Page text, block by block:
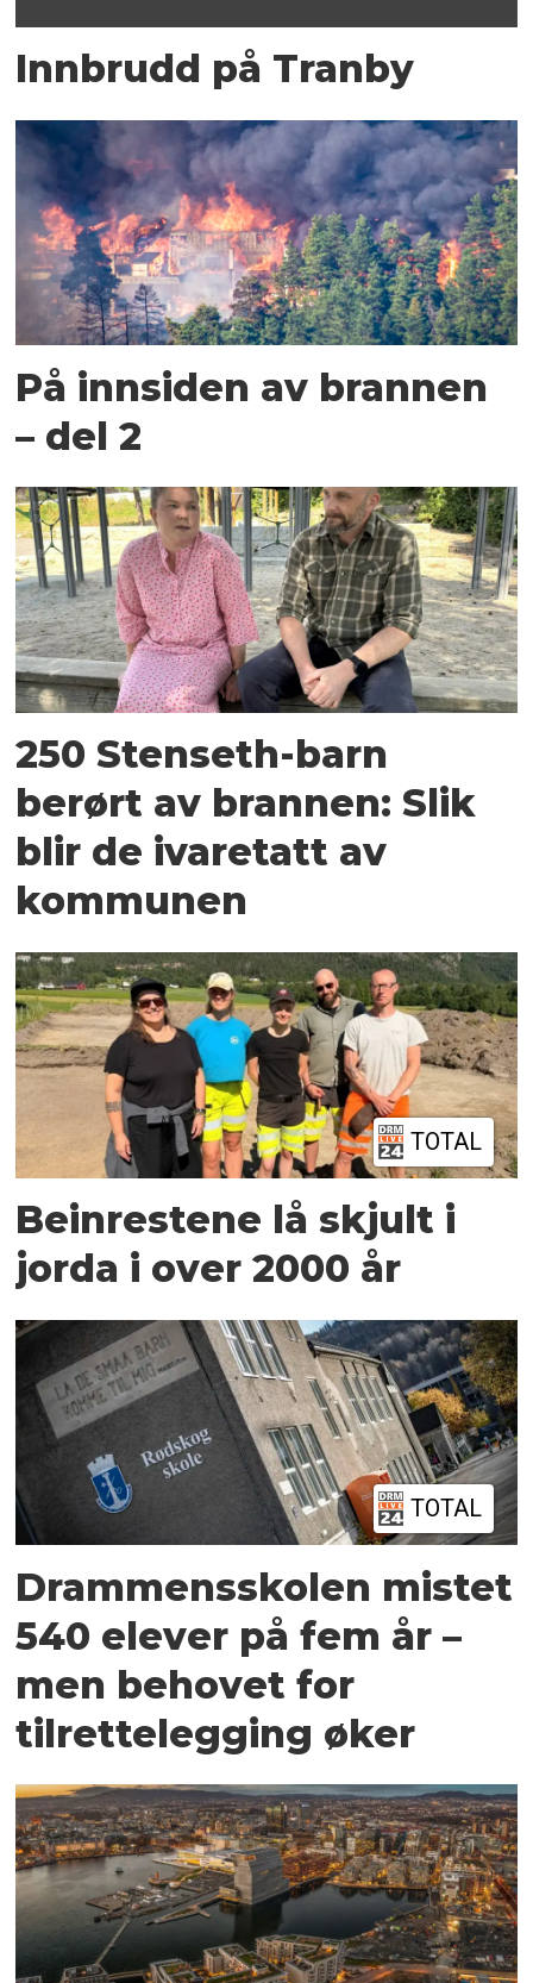
Innbrudd på Tranby
På innsiden av brannen
– del 2
250 Stenseth-barn
berørt av brannen: Slik
blir de ivaretatt av
kommunen
TOTAL
Beinrestene lå skjult i
jorda i over 2000 år
TOTAL
Drammensskolen mistet
540 elever på fem år –
men behovet for
tilrettelegging øker